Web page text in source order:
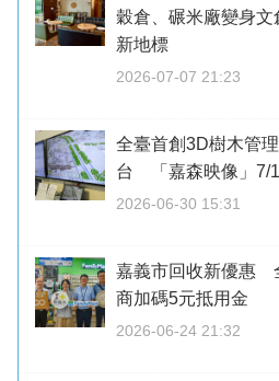
穀倉、碾米廠變身文
新地標
2026-07-07 21:23
全臺首創3D樹木管
台 「嘉森映像」7/
2026-06-30 15:31
嘉義市回收新優惠
商加碼5元抵用金
2026-06-24 21:32